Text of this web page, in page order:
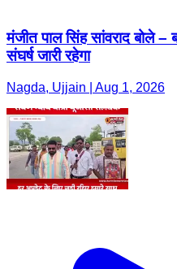
मंजीत पाल सिंह सांवराद बोले –
संघर्ष जारी रहेगा
Nagda, Ujjain | Aug 1, 2026